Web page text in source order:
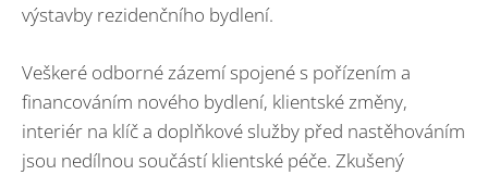
výstavby rezidenčního bydlení.
Veškeré odborné zázemí spojené s pořízením a
financováním nového bydlení, klientské změny,
interiér na klíč a doplňkové služby před nastěhováním
jsou nedílnou součástí klientské péče. Zkušený